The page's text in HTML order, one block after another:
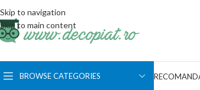
Skip to navigation
Skip to main content
BROWSE CATEGORIES